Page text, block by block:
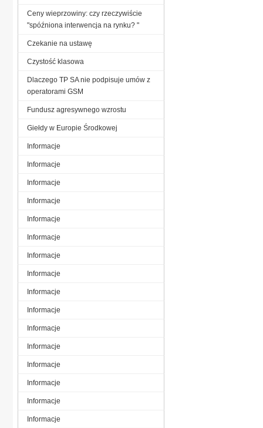
Ceny wieprzowiny: czy rzeczywiście
"spóźniona interwencja na rynku? "
Czekanie na ustawę
Czystość klasowa
Dlaczego TP SA nie podpisuje umów z
operatorami GSM
Fundusz agresywnego wzrostu
Giełdy w Europie Środkowej
Informacje
Informacje
Informacje
Informacje
Informacje
Informacje
Informacje
Informacje
Informacje
Informacje
Informacje
Informacje
Informacje
Informacje
Informacje
Informacje